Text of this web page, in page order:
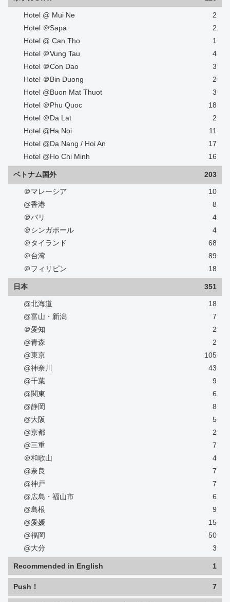
Hotel @ Mui Ne
2
Hotel ＠Sapa
2
Hotel @ Can Tho
1
Hotel ＠Vung Tau
4
Hotel ＠Con Dao
3
Hotel ＠Bin Duong
2
Hotel @Buon Mat Thuot
3
Hotel ＠Phu Quoc
18
Hotel ＠Da Lat
2
Hotel @Ha Noi
11
Hotel @Da Nang / Hoi An
17
Hotel @Ho Chi Minh
16
ベトナム国外 203
＠マレーシア
10
@香港
8
＠バリ
4
＠シンガポール
4
＠タイランド
68
＠台湾
89
＠フィリピン
18
日本 351
@北海道
18
@富山・新潟
7
＠愛知
2
@青森
2
@東京
105
@神奈川
43
@千葉
9
@関東
6
@静岡
8
@大阪
5
@京都
2
@三重
7
＠和歌山
4
@奈良
7
@神戸
7
@広島・福山市
6
@島根
9
@愛媛
15
@福岡
50
@大分
3
Recommended in English 1
Push！ 7